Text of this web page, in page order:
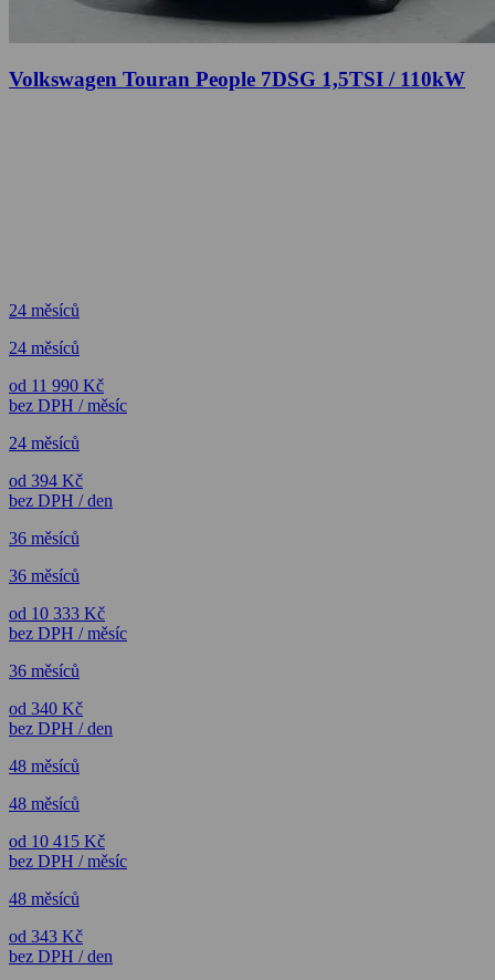
Volkswagen Touran People 7DSG 1,5TSI / 110kW
24 měsíců
24 měsíců
od 11 990 Kč
bez DPH / měsíc
24 měsíců
od 394 Kč
bez DPH / den
36 měsíců
36 měsíců
od 10 333 Kč
bez DPH / měsíc
36 měsíců
od 340 Kč
bez DPH / den
48 měsíců
48 měsíců
od 10 415 Kč
bez DPH / měsíc
48 měsíců
od 343 Kč
bez DPH / den